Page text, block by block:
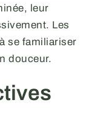
leur
Les
se familiariser
douceur.